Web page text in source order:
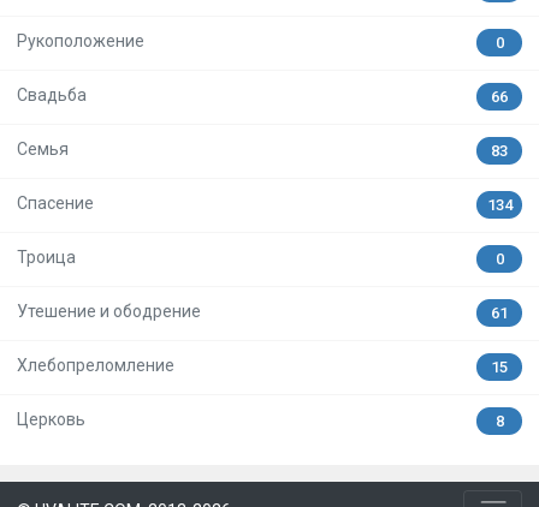
Рукоположение 0
Свадьба 66
Семья 83
Спасение 134
Троица 0
Утешение и ободрение 61
Хлебопреломление 15
Церковь 8